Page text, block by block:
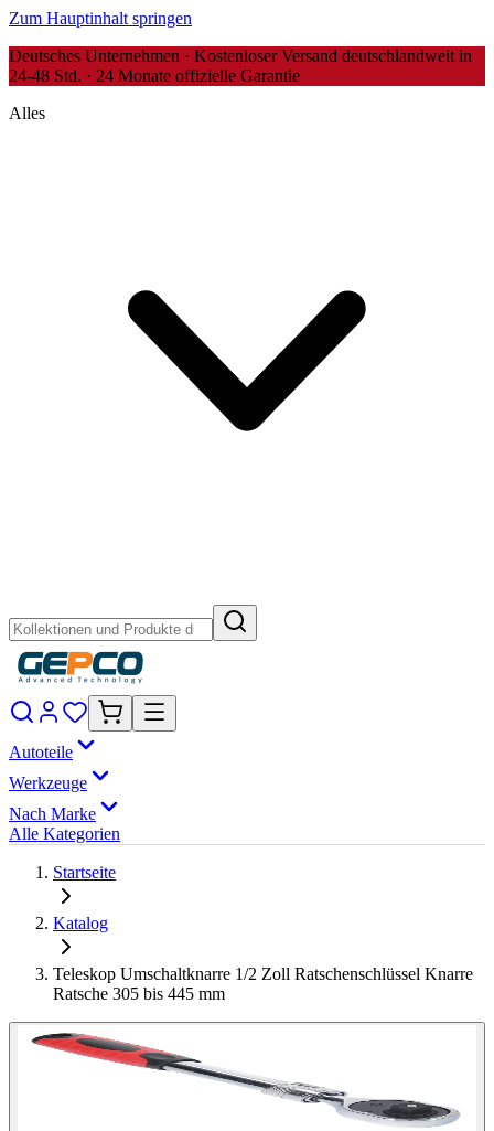
Zum Hauptinhalt springen
Deutsches Unternehmen · Kostenloser Versand deutschlandweit in
24-48 Std. · 24 Monate offizielle Garantie
Alles
Autoteile
Werkzeuge
Nach Marke
Alle Kategorien
Startseite
Katalog
Teleskop Umschaltknarre 1/2 Zoll Ratschenschlüssel Knarre
Ratsche 305 bis 445 mm